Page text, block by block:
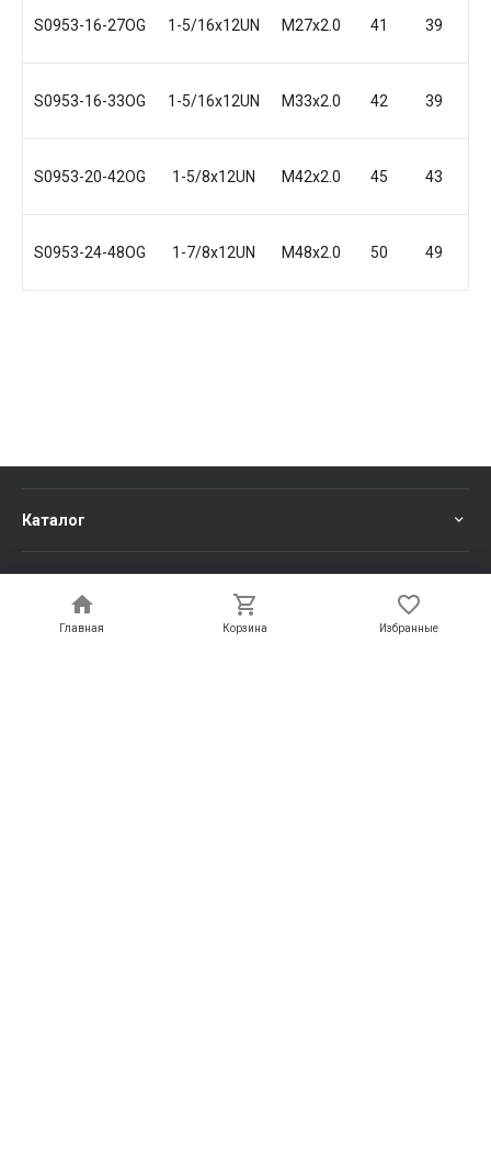
Главная Корзина Избранные
Главная Корзина Избранные
S0953-16-27OG 1-5/16x12UN M27x2.0 41 39
S0953-16-33OG 1-5/16x12UN M33x2.0 42 39
S0953-20-42OG 1-5/8x12UN M42x2.0 45 43
S0953-24-48OG 1-7/8x12UN M48x2.0 50 49
Каталог